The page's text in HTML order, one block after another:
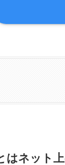
はネット